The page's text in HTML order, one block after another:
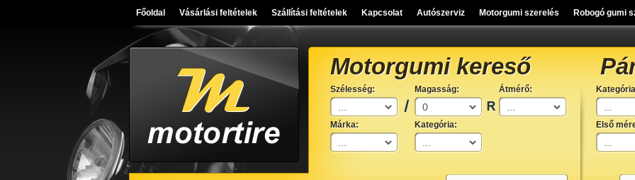
Főoldal Vásárlási feltételek Szállítási feltételek Kapcsolat Autószerviz Motorgumi szerelés Robogó gumi
Motorgumi kereső
Szélesség: Magasság: Átmérő:
Márka: Kategória: Első